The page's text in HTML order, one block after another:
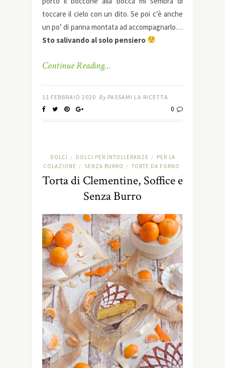
toccare il cielo con un dito. Se poi c’è anche
un po’ di panna montata ad accompagnarlo…
Sto salivando al solo pensiero
Continue Reading…
11 FEBBRAIO 2020 By PASSAMI LA RICETTA
0
DOLCI / DOLCI PER INTOLLERANZE /
PER LA
COLAZIONE
/ SENZA BURRO / TORTE DA FORNO
Torta di Clementine, Soffice e
Senza Burro